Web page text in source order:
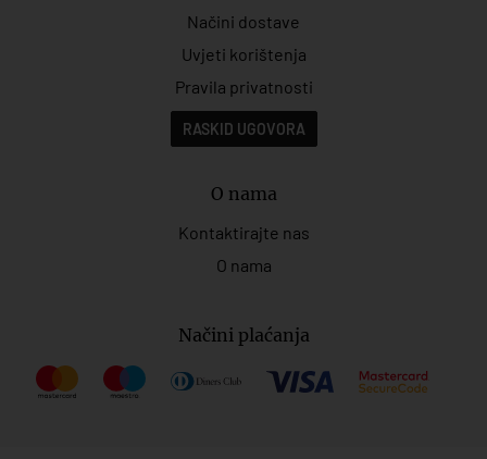
Načini dostave
Uvjeti korištenja
Pravila privatnosti
RASKID UGOVORA
O nama
Kontaktirajte nas
O nama
Načini plaćanja